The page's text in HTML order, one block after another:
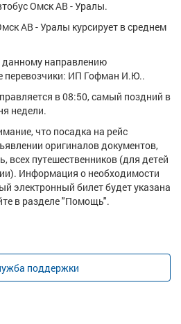
Омск АВ - Уралы.
АВ - Уралы курсирует в среднем
данному направлению
перевозчики: ИП Гофман И.Ю..
в 08:50, самый поздний в
недели.
что посадка на рейс
оригиналов документов,
всех путешественников (для детей
Информация о необходимости
электронный билет будет указана
в разделе "Помощь".
поддержки